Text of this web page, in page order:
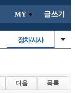
MY 글쓰기
정치/시사
국내축구
다음 목록